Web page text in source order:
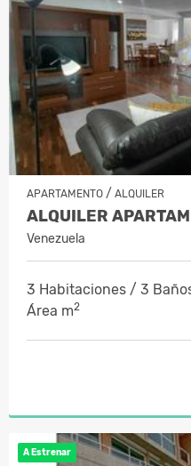
APARTAMENTO / ALQUILER
Venezuela
3 Habitaciones / 3
Área m2
A Estrenar